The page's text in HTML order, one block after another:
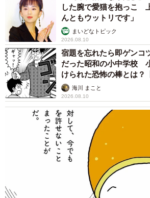
した腕で愛猫を抱っこ
んともウットリです」
まいどなトピック
2026.08.10
宿題を忘れたら即ゲン
だった昭和の小中学校
けられた恐怖の棒とは？
海川 まこと
2026.08.10